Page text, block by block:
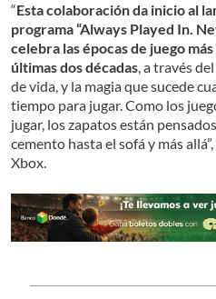
“Esta colaboración da inicio al
programa “Always Played In.
celebra las épocas de juego
últimas dos décadas, a través
de vida, y la magia que sucede
tiempo para jugar. Como los
jugar, los zapatos están
cemento hasta el sofá y más
Xbox.